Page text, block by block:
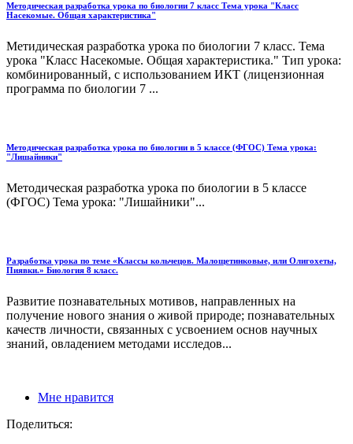
Методическая разработка урока по биологии 7 класс Тема урока "Класс
Насекомые. Общая характеристика"
Метидическая разработка урока по биологии 7 класс. Тема
урока "Класс Насекомые. Общая характеристика." Тип урока:
комбинированный, с использованием ИКТ (лицензионная
программа по биологии 7 ...
Методическая разработка урока по биологии в 5 классе (ФГОС) Тема урока:
"Лишайники"
Методическая разработка урока по биологии в 5 классе
(ФГОС) Тема урока: "Лишайники"...
Разработка урока по теме «Классы кольчецов. Малощетинковые, или Олигохеты,
Пиявки.» Биология 8 класс.
Развитие познавательных мотивов, направ­ленных на
получение нового знания о живой природе; познавательных
качеств личности, связанных с усвоением основ научных
знаний, овладением методами исследов...
Мне нравится
Поделиться: